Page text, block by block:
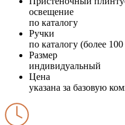
освещение
по каталогу
Ручки
по каталогу (более
Размер
индивидуальный
Цена
указана за базовую